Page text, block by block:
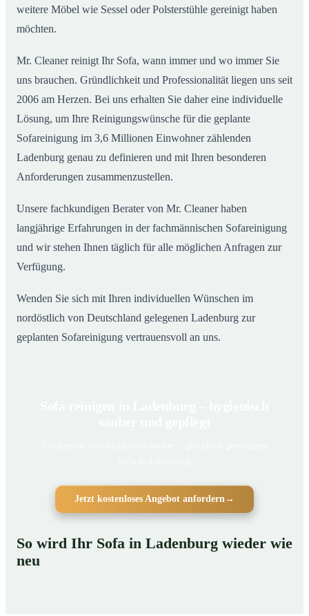
weitere Möbel wie Sessel oder Polsterstühle gereinigt haben
möchten.
Mr. Cleaner reinigt Ihr Sofa, wann immer und wo immer Sie
uns brauchen. Gründlichkeit und Professionalität liegen uns seit
2006 am Herzen. Bei uns erhalten Sie daher eine individuelle
Lösung, um Ihre Reinigungswünsche für die geplante
Sofareinigung im 3,6 Millionen Einwohner zählenden
Ladenburg genau zu definieren und mit Ihren besonderen
Anforderungen zusammenzustellen.
Unsere fachkundigen Berater von Mr. Cleaner haben
langjährige Erfahrungen in der fachmännischen Sofareinigung
und wir stehen Ihnen täglich für alle möglichen Anfragen zur
Verfügung.
Wenden Sie sich mit Ihren individuellen Wünschen im
nordöstlich von Deutschland gelegenen Ladenburg zur
geplanten Sofareinigung vertrauensvoll an uns.
Jetzt kostenloses Angebot anfordern →
So wird Ihr Sofa in Ladenburg wieder wie
neu